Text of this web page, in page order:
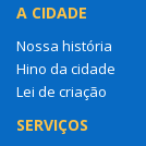
A CIDADE
Nossa história
Hino da cidade
Lei de criação
SERVIÇOS